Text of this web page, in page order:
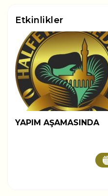
Etkinlikler
YAPIM AŞAMASINDA